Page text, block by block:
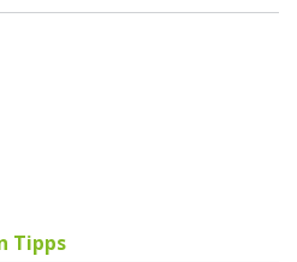
Tipps